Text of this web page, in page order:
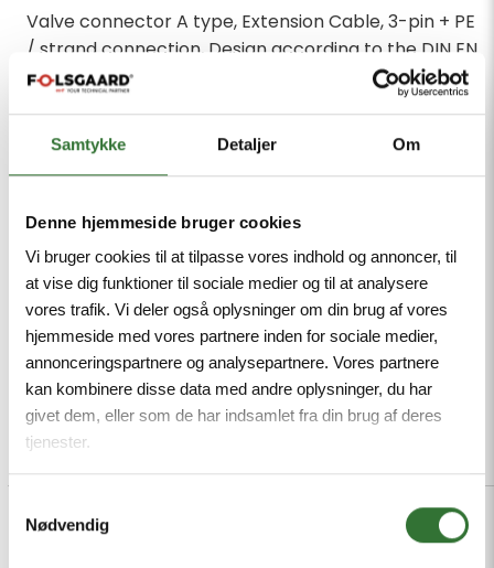
Samtykke Detaljer Om
Denne hjemmeside bruger cookies
Vi bruger cookies til at tilpasse vores indhold og annoncer, til
at vise dig funktioner til sociale medier og til at analysere
vores trafik. Vi deler også oplysninger om din brug af vores
hjemmeside med vores partnere inden for sociale medier,
annonceringspartnere og analysepartnere. Vores partnere
kan kombinere disse data med andre oplysninger, du har
givet dem, eller som de har indsamlet fra din brug af deres
tjenester.
Nødvendig
Valve connector A type, Extension Cable, 3-pin + PE
/ strand connection, Design according to the DIN EN
175301-803, RoHS-compliant, Protection class: IP65,
IP67, IP68, Without protective circuitry, Cable
length: 1.0 m, Sheath material: PVC, Sheath color:
black, Resistant to chemicals and oils, Flame
Resistant to microbes and hydrolysis, LABS-free, M12
Mindestbestellmenge: 1